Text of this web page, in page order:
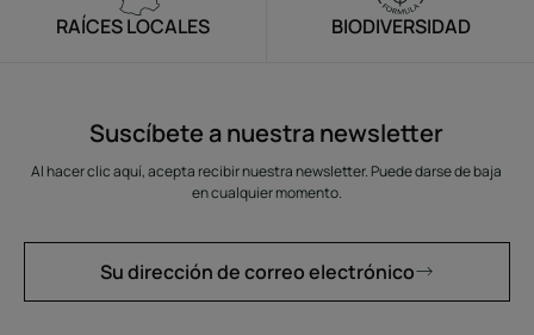
RAÍCES LOCALES BIODIVERSIDAD
Suscíbete a nuestra newsletter
Al hacer clic aquí, acepta recibir nuestra newsletter. Puede darse de baja
en cualquier momento.
Su dirección de correo electrónico